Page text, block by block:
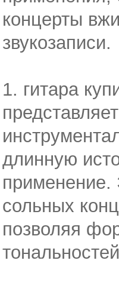
концерты
1. гитара
длинную
применение.
сольных
позволяя